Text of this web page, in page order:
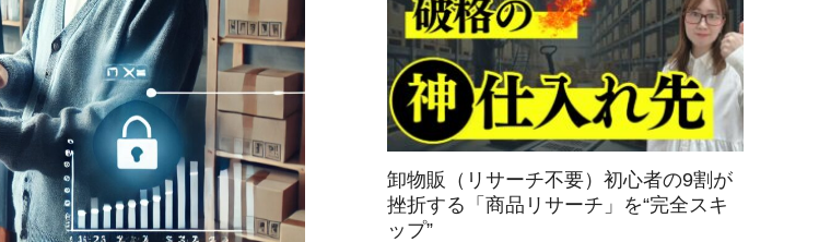
卸物販（リサーチ不要）初心者の9割が
挫折する「商品リサーチ」を“完全スキ
ップ”